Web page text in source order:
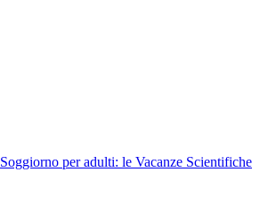
Soggiorno per adulti: le Vacanze Scientifiche